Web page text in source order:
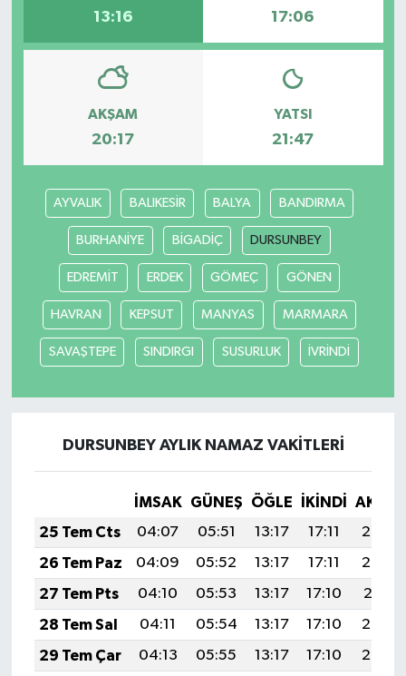
13:16 17:06
AKŞAM
20:17
YATSI
21:47
AYVALIK BALIKESİR BALYA BANDIRMA
BURHANİYE BİGADİÇ DURSUNBEY
EDREMİT ERDEK GÖMEÇ GÖNEN
HAVRAN KEPSUT MANYAS MARMARA
SAVAŞTEPE SINDIRGI SUSURLUK İVRİNDİ
DURSUNBEY AYLIK NAMAZ VAKITLERI
İMSAK GÜNEŞ ÖĞLE İKINDI
25 Tem Cts
04:07 05:51 13:17 17:11
20:33
26 Tem Paz
04:09 05:52 13:17 17:11
20:32
27 Tem Pts
04:10 05:53 13:17 17:10
20:31
28 Tem Sal
04:11 05:54 13:17 17:10
20:30
29 Tem Çar
04:13 05:55 13:17 17:10
20:29